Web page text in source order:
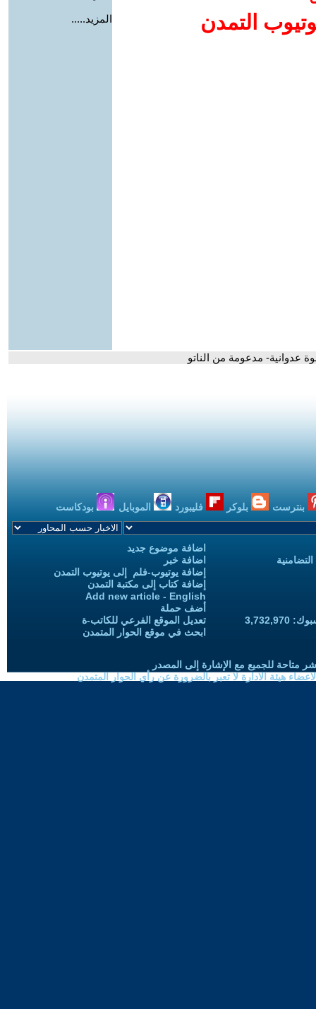
التمدن
المزيد.....
عدوانية- مدعومة من الناتو
بنترست بلوكر فليبورد الموبايل بودكاست
اضافة موضوع جديد
اضافة خبر
إضافة يوتيوب-فلم إلى يوتيوب التمدن
إضافة كتاب إلى مكتبة التمدن
Add new article - English
أضف حملة
تعديل الموقع الفرعي للكاتب-ة
ابحث في موقع الحوار المتمدن
متاحة للجميع مع الإشارة إلى المصدر
هيئة الادارة لا تعبر بالضرورة عن رأي الحوار المتمدن